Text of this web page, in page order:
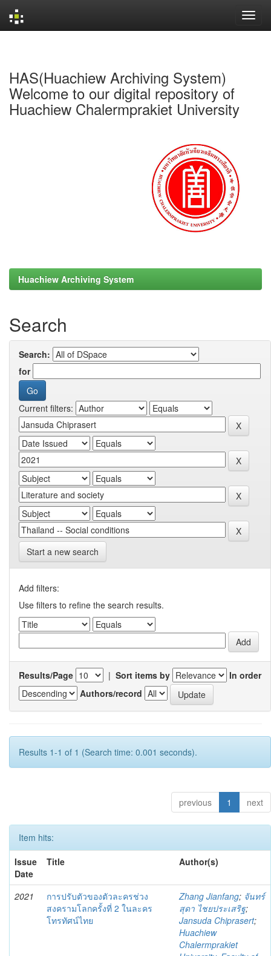
HAS(Huachiew Archiving System)
Welcome to our digital repository of
Huachiew Chalermprakiet University
Huachiew Archiving System
Search
Search:
for
Current filters:
Start a new search
Add filters:
Use filters to refine the search results.
Results/Page | Sort items by
In order
Authors/record
Results 1-1 of 1 (Search time: 0.001 seconds).
previous 1 next
Item hits:
Issue
Date
Title Author(s)
2021
การปรับตัวของตัวละครช่วง
สงครามโลกครั้งที่ 2 ในละคร
โทรทัศน์ไทย
Zhang Jianfang; จันทร์
สุดา ไชยประเสริฐ;
Jansuda Chiprasert;
Huachiew
Chalermprakiet